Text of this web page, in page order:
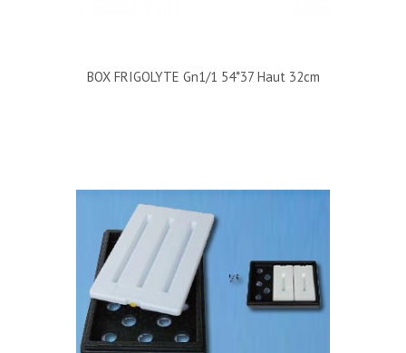
BOX FRIGOLYTE Gn1/1 54*37 Haut 32cm